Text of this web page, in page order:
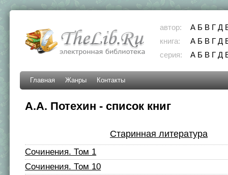
автор: А Б В Г Д
книга:
А Б В Г Д
серия:
А Б В Г Д
Главная Жанры Контакты
А.А. Потехин - список книг
Старинная литература
Сочинения. Том 1
Сочинения. Том 10